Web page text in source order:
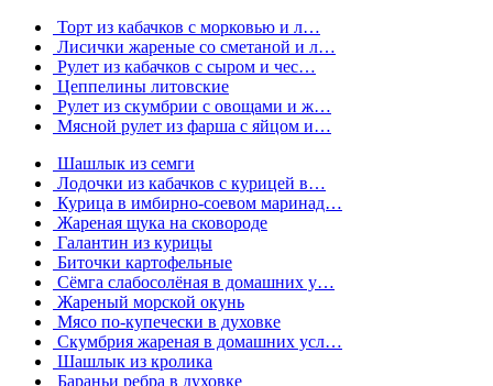
Торт из кабачков с морковью и л…
Лисички жареные со сметаной и л…
Рулет из кабачков с сыром и чес…
Цеппелины литовские
Рулет из скумбрии с овощами и ж…
Мясной рулет из фарша с яйцом и…
Шашлык из семги
Лодочки из кабачков с курицей в…
Курица в имбирно-соевом маринад…
Жареная щука на сковороде
Галантин из курицы
Биточки картофельные
Сёмга слабосолёная в домашних у…
Жареный морской окунь
Мясо по-купечески в духовке
Скумбрия жареная в домашних усл…
Шашлык из кролика
Бараньи ребра в духовке